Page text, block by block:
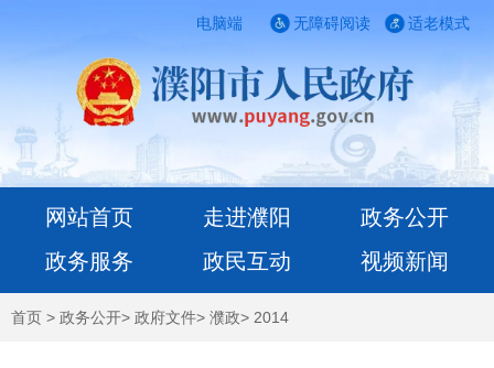
电脑端 适老模式
无障碍阅读
网站首页 走进濮阳
政务公开
政务服务
政民互动 视频新闻
首页 > 政务公开> 政府文件> 濮政> 2014